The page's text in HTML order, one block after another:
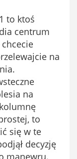
to ktoś
centrum
na
na
to
się w te
decyzję
manewru.